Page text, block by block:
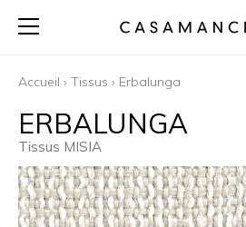
Accueil › Tissus › Erbalunga
ERBALUNGA
Tissus MISIA